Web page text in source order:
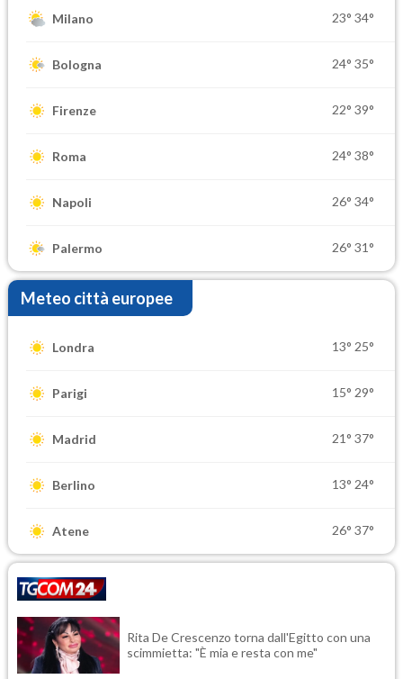
Milano 23° 34°
Bologna 24° 35°
Firenze 22° 39°
Roma 24° 38°
Napoli 26° 34°
Palermo 26° 31°
Meteo città europee
Londra 13° 25°
Parigi 15° 29°
Madrid 21° 37°
Berlino 13° 24°
Atene 26° 37°
Rita De Crescenzo torna dall'Egitto con una
scimmietta: "È mia e resta con me"